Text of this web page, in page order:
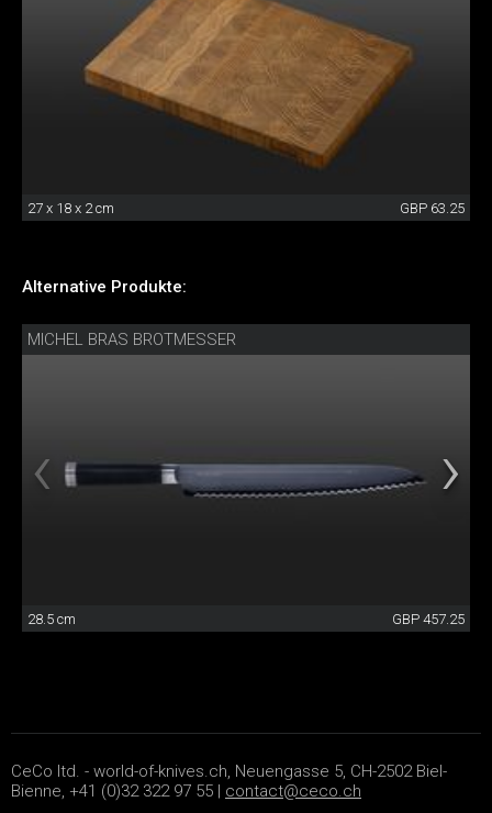
27 x 18 x 2 cm GBP 63.25
Alternative Produkte:
MICHEL BRAS BROTMESSER
28.5 cm GBP 457.25
CeCo ltd. - world-of-knives.ch, Neuengasse 5, CH-2502 Biel-
Bienne, +41 (0)32 322 97 55 | contact@ceco.ch